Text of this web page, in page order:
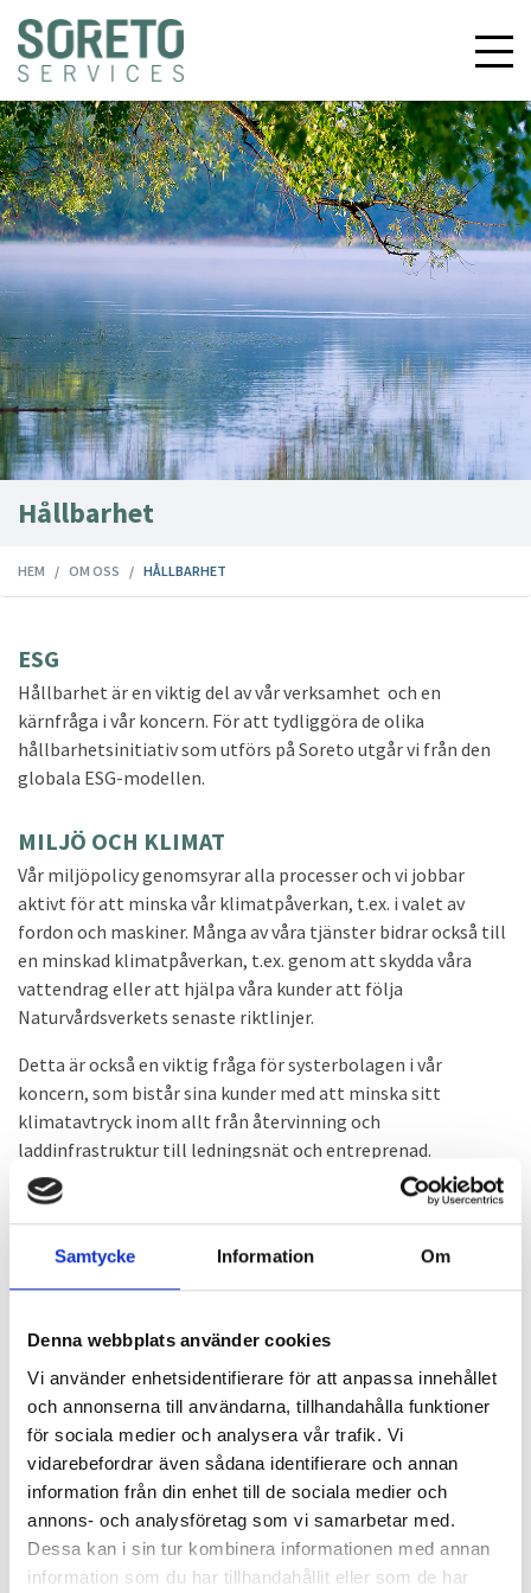
Samtycke Information Om
Denna webbplats använder cookies
Vi använder enhetsidentifierare för att anpassa innehållet
och annonserna till användarna, tillhandahålla funktioner
för sociala medier och analysera vår trafik. Vi
vidarebefordrar även sådana identifierare och annan
information från din enhet till de sociala medier och
annons- och analysföretag som vi samarbetar med.
Dessa kan i sin tur kombinera informationen med annan
information som du har tillhandahållit eller som de har
Hållbarhet
HEM OM OSS HÅLLBARHET
ESG
Hållbarhet är en viktig del av vår verksamhet och en
kärnfråga i vår koncern. För att tydliggöra de olika
hållbarhetsinitiativ som utförs på Soreto utgår vi från den
globala ESG-modellen.
MILJÖ OCH KLIMAT
Vår miljöpolicy genomsyrar alla processer och vi jobbar
aktivt för att minska vår klimatpåverkan, t.ex. i valet av
fordon och maskiner. Många av våra tjänster bidrar också till
en minskad klimatpåverkan, t.ex. genom att skydda våra
vattendrag eller att hjälpa våra kunder att följa
Naturvårdsverkets senaste riktlinjer.
Detta är också en viktig fråga för systerbolagen i vår
koncern, som bistår sina kunder med att minska sitt
klimatavtryck inom allt från återvinning och
laddinfrastruktur till ledningsnät och entreprenad.
STYRNING
Våra kunder berömmer oss ofta för vår struktur och goda
ordning. Vi arbetar systematiskt och försöker ständigt
med SPT, är ackrediterade av Swedac och har utbildningar
inom allt från HLR till fallskydd.Läs mer om våra certifikat
här.
Inom koncernen genomför vi regelbundet ett omfattande
IT-säkerhetsarbete, eftersom många av våra verksamheter
klassas som samhällskritiska och omfattas av NIS 2, vilket
innebär en extra trygghet för dig som kund.